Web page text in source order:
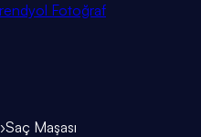
Fotoğraf
›Saç Maşası